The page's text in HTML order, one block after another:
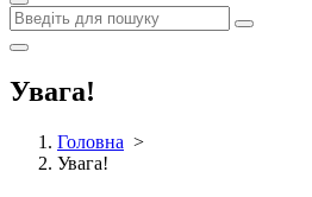
Увага!
Головна >
Увага!